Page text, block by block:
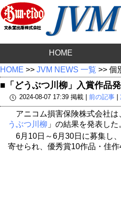
HOME
HOME >> JVM NEWS 一覧 >> 個
■「どうぶつ川柳」入賞作品
2024-08-07 17:39 掲載 | 前の記事|
アニコム損害保険株式会社
うぶつ川柳 」の結果を発表した
6月10日～6月30日に募集し
寄せられ、優秀賞10作品・佳作